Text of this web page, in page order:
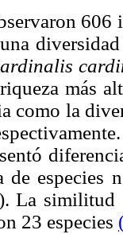
606
diversidad
más
como la
de especies
La
23 especies